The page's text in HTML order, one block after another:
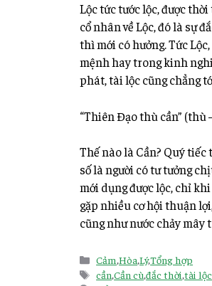
Lộc tức tước lộc, được
cổ nhân về Lộc, đó là sự
thì mới có hưởng. Tức
mệnh hay trong kinh
phát, tài lộc cũng chẳng
“Thiên Đạo thù cần” (thù
Thế nào là Cần? Quý
số là người có tư tưởng
mới dụng được lộc, chỉ
gặp nhiều cơ hội thuận
cũng như nước chảy mây
Cảm,Hòa,Lý,Tổng hợp
cần,Cần cù,đắc thời,tài lộc